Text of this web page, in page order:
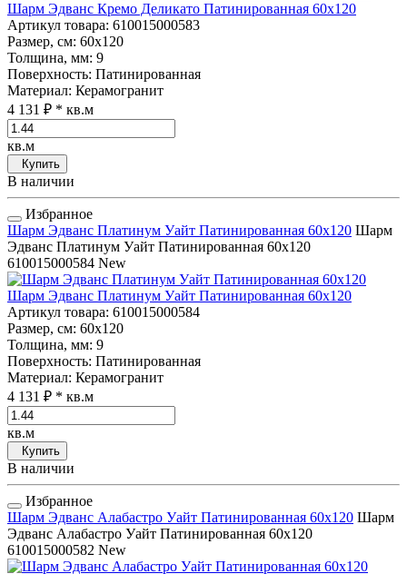
Шарм Эдванс Кремо Деликато Патинированная 60x120
Артикул товара: 610015000583
Размер, см: 60x120
Толщина, мм: 9
Поверхность: Патинированная
Материал: Керамогранит
4 131 ₽ * кв.м
кв.м
Купить
В наличии
Избранное
Шарм Эдванс Платинум Уайт Патинированная 60x120 Шарм
Эдванс Платинум Уайт Патинированная 60x120
610015000584 New
Шарм Эдванс Платинум Уайт Патинированная 60x120
Артикул товара: 610015000584
Размер, см: 60x120
Толщина, мм: 9
Поверхность: Патинированная
Материал: Керамогранит
4 131 ₽ * кв.м
кв.м
Купить
В наличии
Избранное
Шарм Эдванс Алабастро Уайт Патинированная 60x120 Шарм
Эдванс Алабастро Уайт Патинированная 60x120
610015000582 New